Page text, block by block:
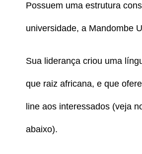
Possuem uma estrutura
universidade, a Mandombe
Sua liderança criou uma
que raiz africana, e que
line aos interessados (veja
abaixo).